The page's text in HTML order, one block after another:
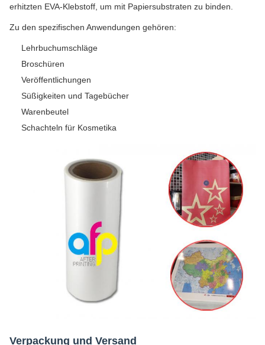
erhitzten EVA-Klebstoff, um mit Papiersubstraten zu binden.
Zu den spezifischen Anwendungen gehören:
Lehrbuchumschläge
Broschüren
Veröffentlichungen
Süßigkeiten und Tagebücher
Warenbeutel
Schachteln für Kosmetika
Verpackung und Versand